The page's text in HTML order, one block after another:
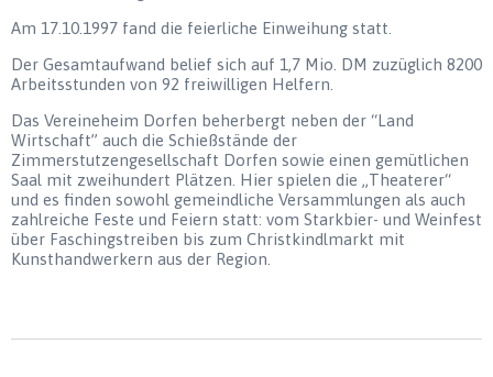
Am 17.10.1997 fand die feierliche Einweihung statt.
Der Gesamtaufwand belief sich auf 1,7 Mio. DM zuzüglich 8200
Arbeitsstunden von 92 freiwilligen Helfern.
Das Vereineheim Dorfen beherbergt neben der “Land
Wirtschaft” auch die Schießstände der
Zimmerstutzengesellschaft Dorfen sowie einen gemütlichen
Saal mit zweihundert Plätzen. Hier spielen die „Theaterer“
und es finden sowohl gemeindliche Versammlungen als auch
zahlreiche Feste und Feiern statt: vom Starkbier- und Weinfest
über Faschingstreiben bis zum Christkindlmarkt mit
Kunsthandwerkern aus der Region.